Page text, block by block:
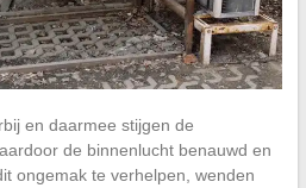
en daarmee stijgen de
de binnenlucht benauwd en
ongemak te verhelpen, wenden